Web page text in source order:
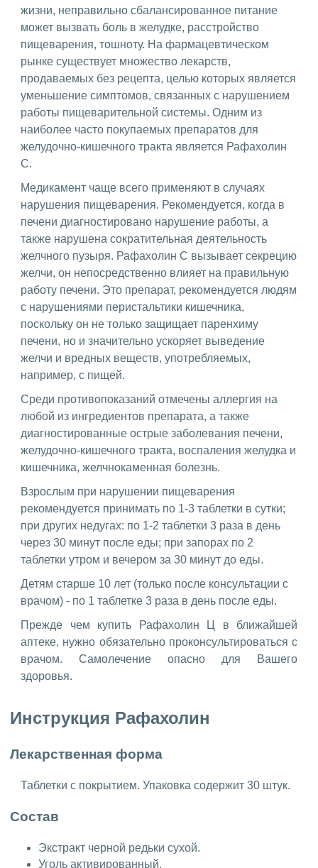
жизни, неправильно сбалансированное питание
может вызвать боль в желудке, расстройство
пищеварения, тошноту. На фармацевтическом
рынке существует множество лекарств,
продаваемых без рецепта, целью которых является
уменьшение симптомов, связанных с нарушением
работы пищеварительной системы. Одним из
наиболее часто покупаемых препаратов для
желудочно-кишечного тракта является Рафахолин
С.
Медикамент чаще всего применяют в случаях
нарушения пищеварения. Рекомендуется, когда в
печени диагностировано нарушение работы, а
также нарушена сократительная деятельность
желчного пузыря. Рафахолин С вызывает секрецию
желчи, он непосредственно влияет на правильную
работу печени. Это препарат, рекомендуется людям
с нарушениями перистальтики кишечника,
поскольку он не только защищает паренхиму
печени, но и значительно ускоряет выведение
желчи и вредных веществ, употребляемых,
например, с пищей.
Среди противопоказаний отмечены аллергия на
любой из ингредиентов препарата, а также
диагностированные острые заболевания печени,
желудочно-кишечного тракта, воспаления желудка и
кишечника, желчнокаменная болезнь.
Взрослым при нарушении пищеварения
рекомендуется принимать по 1-3 таблетки в сутки;
при других недугах: по 1-2 таблетки 3 раза в день
через 30 минут после еды; при запорах по 2
таблетки утром и вечером за 30 минут до еды.
Детям старше 10 лет (только после консультации с
врачом) - по 1 таблетке 3 раза в день после еды.
Прежде чем купить Рафахолин Ц в ближайшей
аптеке, нужно обязательно проконсультироваться с
врачом. Самолечение опасно для Вашего
здоровья.
Инструкция Рафахолин
Лекарственная форма
Таблетки с покрытием. Упаковка содержит 30 штук.
Состав
Экстракт черной редьки сухой.
Уголь активированный.